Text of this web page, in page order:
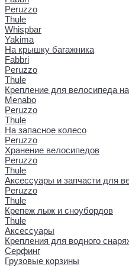
Peruzzo
Thule
Whispbar
Yakima
На крышку багажника
Fabbri
Peruzzo
Thule
Крепление для велосипеда
Menabo
Peruzzo
Thule
На запасное колесо
Peruzzo
Хранение велосипедов
Peruzzo
Thule
Аксессуары и запчасти для
Peruzzo
Thule
Крепеж лыж и сноубордов
Thule
Аксессуары
Крепления для водного
Серфинг
Грузовые корзины